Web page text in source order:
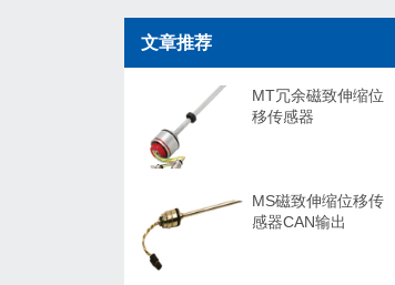
文章推荐
MT冗余磁致伸缩位
移传感器
MS磁致伸缩位移传
感器CAN输出